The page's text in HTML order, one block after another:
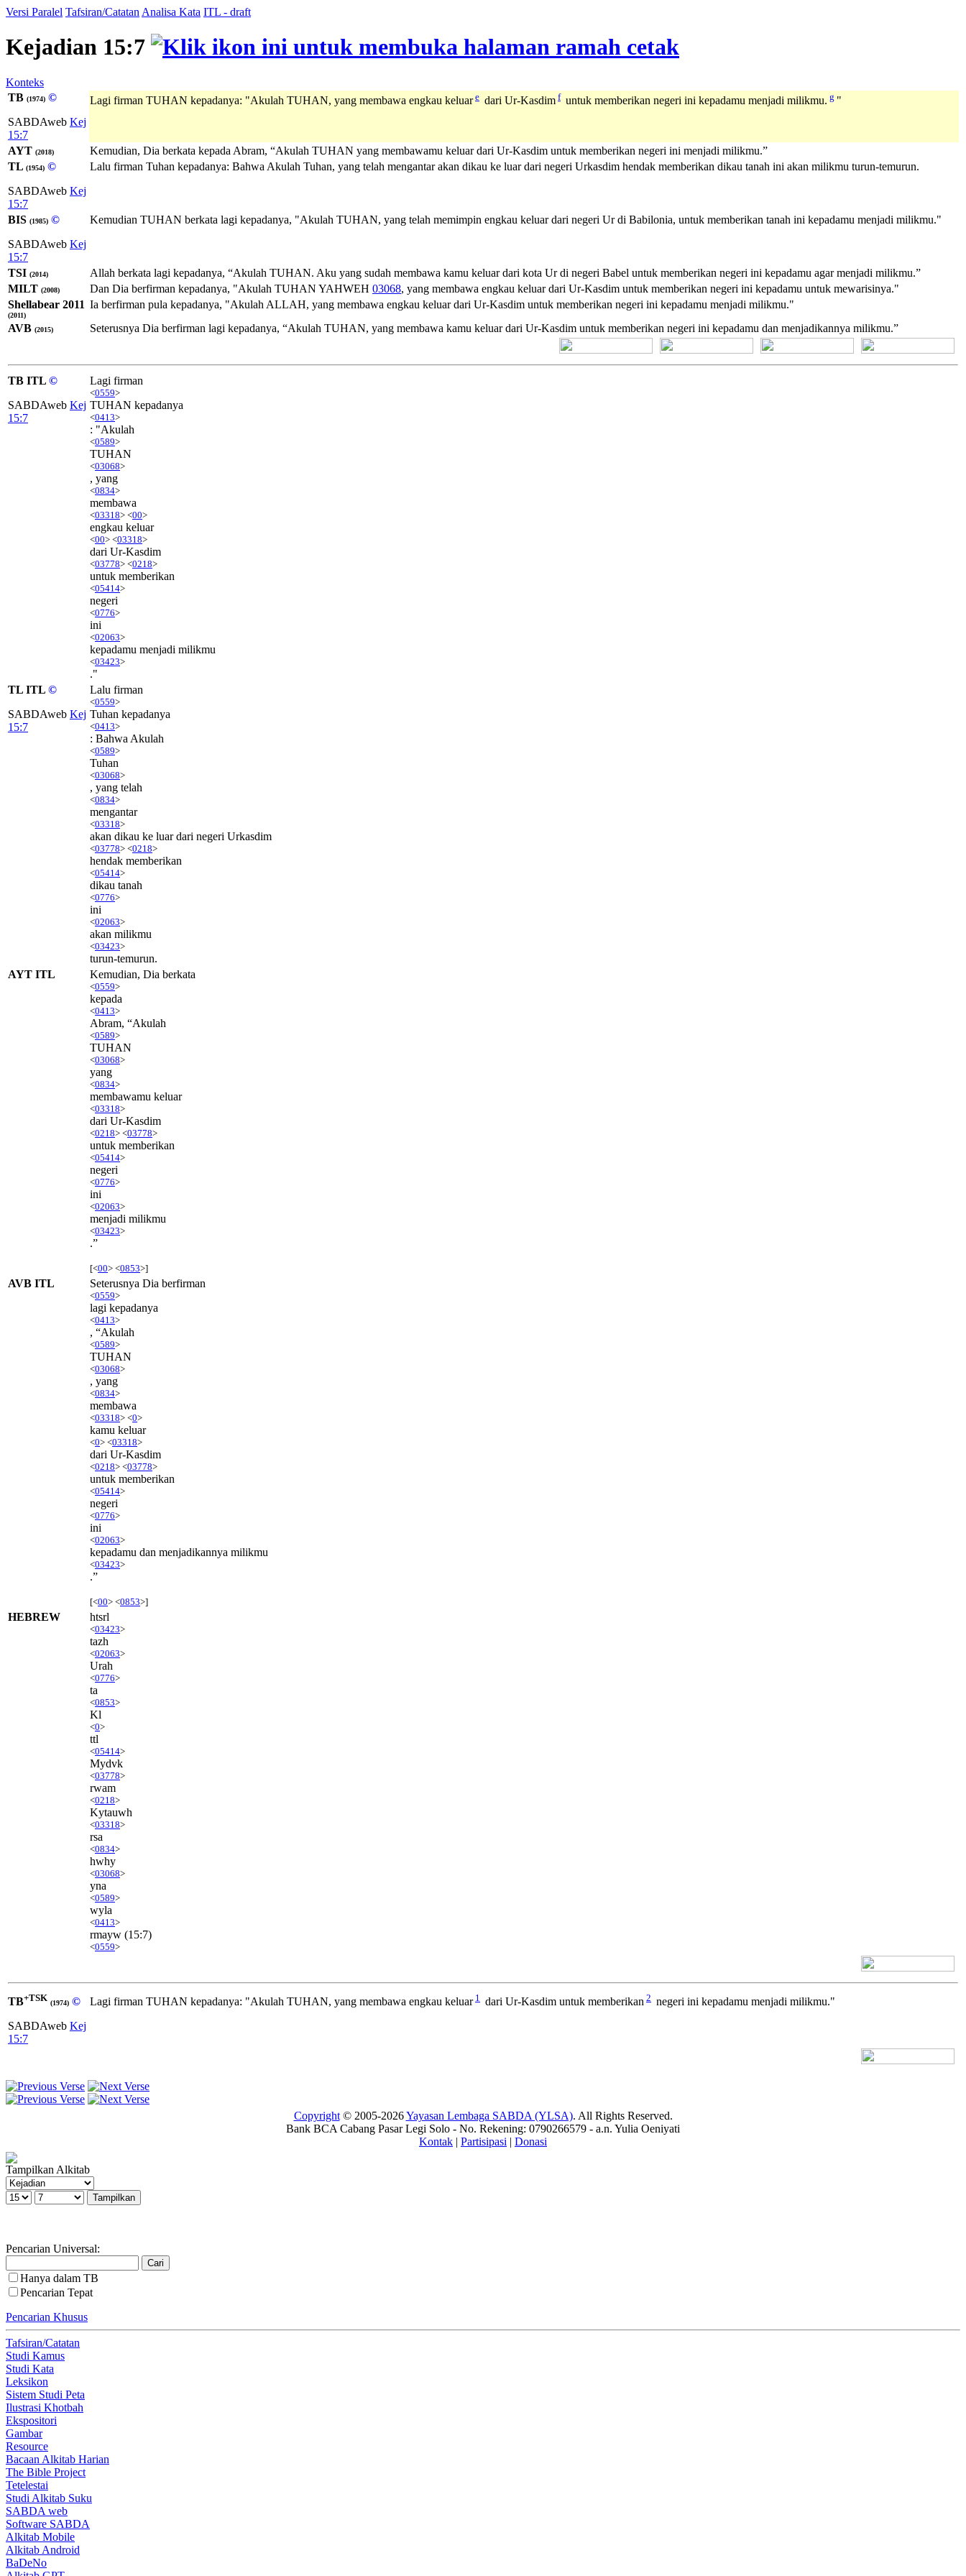
Versi Paralel Tafsiran/Catatan Analisa Kata ITL - draft
Kejadian 15:7
Konteks
TB (1974) ©
SABDAweb Kej
15:7
Lagi firman TUHAN kepadanya: "Akulah TUHAN, yang membawa engkau keluar e dari Ur-Kasdim f untuk memberikan negeri ini kepadamu menjadi milikmu. g "
AYT (2018)
Kemudian, Dia berkata kepada Abram, “Akulah TUHAN yang membawamu keluar dari Ur-Kasdim untuk memberikan negeri ini menjadi milikmu.”
TL (1954) ©
SABDAweb Kej
15:7
Lalu firman Tuhan kepadanya: Bahwa Akulah Tuhan, yang telah mengantar akan dikau ke luar dari negeri Urkasdim hendak memberikan dikau tanah ini akan milikmu turun-temurun.
BIS (1985) ©
SABDAweb Kej
15:7
Kemudian TUHAN berkata lagi kepadanya, "Akulah TUHAN, yang telah memimpin engkau keluar dari negeri Ur di Babilonia, untuk memberikan tanah ini kepadamu menjadi milikmu."
TSI (2014)
Allah berkata lagi kepadanya, “Akulah TUHAN. Aku yang sudah membawa kamu keluar dari kota Ur di negeri Babel untuk memberikan negeri ini kepadamu agar menjadi milikmu.”
MILT (2008) Dan Dia berfirman kepadanya, "Akulah TUHAN YAHWEH 03068, yang membawa engkau keluar dari Ur-Kasdim untuk memberikan negeri ini kepadamu untuk mewarisinya."
Shellabear 2011
(2011)
Ia berfirman pula kepadanya, "Akulah ALLAH, yang membawa engkau keluar dari Ur-Kasdim untuk memberikan negeri ini kepadamu menjadi milikmu."
AVB (2015) Seterusnya Dia berfirman lagi kepadanya, “Akulah TUHAN, yang membawa kamu keluar dari Ur-Kasdim untuk memberikan negeri ini kepadamu dan menjadikannya milikmu.”
TB ITL ©
SABDAweb Kej
15:7
Lagi firman
<0559>
TUHAN kepadanya
<0413>
: "Akulah
<0589>
TUHAN
<03068>
, yang
<0834>
membawa
<03318> <00>
engkau keluar
<00> <03318>
dari Ur-Kasdim
<03778> <0218>
untuk memberikan
<05414>
negeri
<0776>
ini
<02063>
kepadamu menjadi milikmu
<03423>
."
TL ITL ©
SABDAweb Kej
15:7
Lalu firman
<0559>
Tuhan kepadanya
<0413>
: Bahwa Akulah
<0589>
Tuhan
<03068>
, yang telah
<0834>
mengantar
<03318>
akan dikau ke luar dari negeri Urkasdim
<03778> <0218>
hendak memberikan
<05414>
dikau tanah
<0776>
ini
<02063>
akan milikmu
<03423>
turun-temurun.
AYT ITL
Kemudian, Dia berkata
<0559>
kepada
<0413>
Abram, “Akulah
<0589>
TUHAN
<03068>
yang
<0834>
membawamu keluar
<03318>
dari Ur-Kasdim
<0218> <03778>
untuk memberikan
<05414>
negeri
<0776>
ini
<02063>
menjadi milikmu
<03423>
.”
[<00> <0853>]
AVB ITL Seterusnya Dia berfirman
<0559>
lagi kepadanya
<0413>
, “Akulah
<0589>
TUHAN
<03068>
, yang
<0834>
membawa
<03318> <0>
kamu keluar
<0> <03318>
dari Ur-Kasdim
<0218> <03778>
untuk memberikan
<05414>
negeri
<0776>
ini
<02063>
kepadamu dan menjadikannya milikmu
<03423>
.”
[<00> <0853>]
HEBREW htsrl
<03423>
tazh
<02063>
Urah
<0776>
ta
<0853>
Kl
<0>
ttl
<05414>
Mydvk
<03778>
rwam
<0218>
Kytauwh
<03318>
rsa
<0834>
hwhy
<03068>
yna
<0589>
wyla
<0413>
rmayw (15:7)
<0559>
TB+TSK (1974) ©
SABDAweb Kej
15:7
Lagi firman TUHAN kepadanya: "Akulah TUHAN, yang membawa engkau keluar 1 dari Ur-Kasdim untuk memberikan 2 negeri ini kepadamu menjadi milikmu."
Copyright© 2005-2026Yayasan Lembaga SABDA (YLSA). All Rights Reserved.
Bank BCA Cabang Pasar Legi Solo - No. Rekening: 0790266579 - a.n. Yulia Oeniyati
Kontak | Partisipasi | Donasi
Tampilkan Alkitab
Pencarian Universal:
Hanya dalam TB
Pencarian Tepat
Pencarian Khusus
Tafsiran/Catatan
Studi Kamus
Studi Kata
Leksikon
Sistem Studi Peta
Ilustrasi Khotbah
Ekspositori
Gambar
Resource
Bacaan Alkitab Harian
The Bible Project
Tetelestai
Studi Alkitab Suku
SABDA web
Software SABDA
Alkitab Mobile
Alkitab Android
BaDeNo